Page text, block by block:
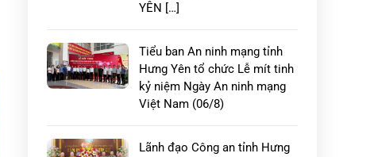
YÊN […]
Tiểu ban An ninh mạng tỉnh
Hưng Yên tổ chức Lễ mít tinh
kỷ niệm Ngày An ninh mạng
Việt Nam (06/8)
Lãnh đạo Công an tỉnh Hưng